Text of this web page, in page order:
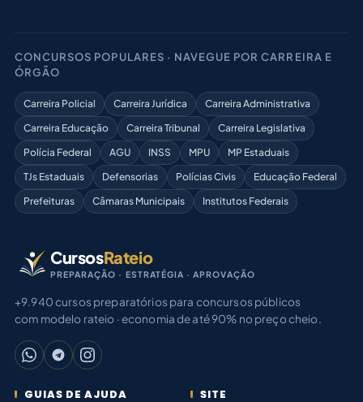
CONCURSOS POPULARES · NAVEGUE POR CARREIRA E
ÓRGÃO
Carreira Policial Carreira Jurídica
Carreira Administrativa
Carreira Educação
Carreira Tribunal
Carreira Legislativa
Polícia Federal
AGU INSS MPU
MP Estaduais
TJs Estaduais
Defensorias Polícias Civis
Educação Federal
Prefeituras
Câmaras Municipais Institutos Federais
CursosRateio
PREPARAÇÃO · ESTRATÉGIA · APROVAÇÃO
+9.940 cursos preparatórios para concursos públicos
com modelo rateio · economia de até 90% no preço cheio.
GUIAS DE AJUDA
SITE